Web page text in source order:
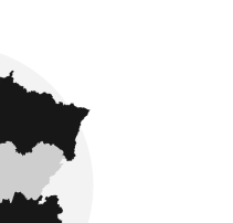
confiance à
Après une